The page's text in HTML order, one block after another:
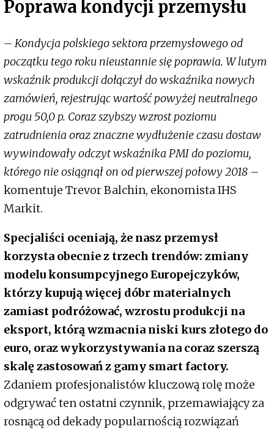
Poprawa kondycji przemysłu
– Kondycja polskiego sektora przemysłowego od
początku tego roku nieustannie się poprawia. W lutym
wskaźnik produkcji dołączył do wskaźnika nowych
zamówień, rejestrując wartość powyżej neutralnego
progu 50,0 p. Coraz szybszy wzrost poziomu
zatrudnienia oraz znaczne wydłużenie czasu dostaw
wywindowały odczyt wskaźnika PMI do poziomu,
którego nie osiągnął on od pierwszej połowy 2018 –
komentuje Trevor Balchin, ekonomista IHS
Markit.
Specjaliści oceniają, że nasz przemysł
korzysta obecnie z trzech trendów: zmiany
modelu konsumpcyjnego Europejczyków,
którzy kupują więcej dóbr materialnych
zamiast podróżować, wzrostu produkcji na
eksport, którą wzmacnia niski kurs złotego do
euro, oraz wykorzystywania na coraz szerszą
skalę zastosowań z gamy smart factory.
Zdaniem profesjonalistów kluczową rolę może
odgrywać ten ostatni czynnik, przemawiający za
rosnącą od dekady popularnością rozwiązań